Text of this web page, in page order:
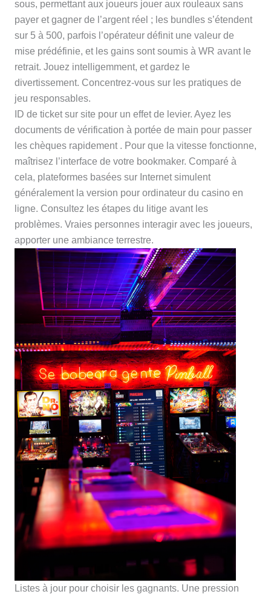
sous, permettant aux joueurs jouer aux rouleaux sans
payer et gagner de l’argent réel ; les bundles s’étendent
sur 5 à 500, parfois l’opérateur définit une valeur de
mise prédéfinie, et les gains sont soumis à WR avant le
retrait. Jouez intelligemment, et gardez le
divertissement. Concentrez-vous sur les pratiques de
jeu responsables.
ID de ticket sur site pour un effet de levier. Ayez les
documents de vérification à portée de main pour passer
les chèques rapidement . Pour que la vitesse fonctionne,
maîtrisez l’interface de votre bookmaker. Comparé à
cela, plateformes basées sur Internet simulent
généralement la version pour ordinateur du casino en
ligne. Consultez les étapes du litige avant les
problèmes. Vraies personnes interagir avec les joueurs,
apporter une ambiance terrestre.
Listes à jour pour choisir les gagnants. Une pression